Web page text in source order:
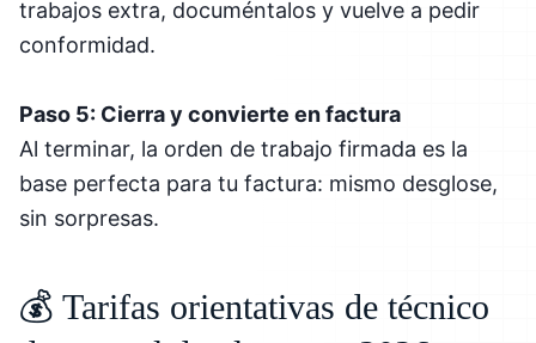
trabajos extra, documéntalos y vuelve a pedir
conformidad.
Paso 5: Cierra y convierte en factura
Al terminar, la orden de trabajo firmada es la
base perfecta para tu factura: mismo desglose,
sin sorpresas.
💰 Tarifas orientativas de técnico